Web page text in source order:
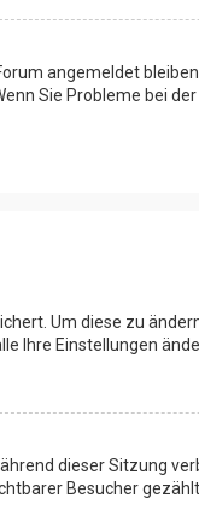
angemeldet
Sie Probleme bei
Um diese zu
Ihre Einstellungen
dieser Sitzung
Besucher gezählt.